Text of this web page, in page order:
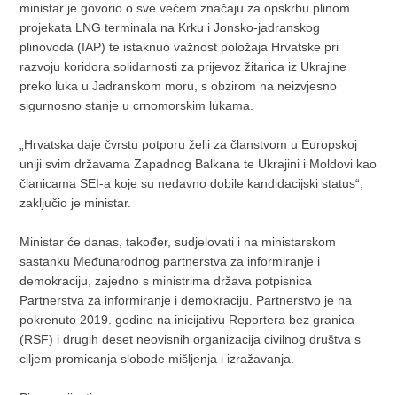
ministar je govorio o sve većem značaju za opskrbu plinom
projekata LNG terminala na Krku i Jonsko-jadranskog
plinovoda (IAP) te istaknuo važnost položaja Hrvatske pri
razvoju koridora solidarnosti za prijevoz žitarica iz Ukrajine
preko luka u Jadranskom moru, s obzirom na neizvjesno
sigurnosno stanje u crnomorskim lukama.
„Hrvatska daje čvrstu potporu želji za članstvom u Europskoj
uniji svim državama Zapadnog Balkana te Ukrajini i Moldovi kao
članicama SEI-a koje su nedavno dobile kandidacijski status“,
zaključio je ministar.
Ministar će danas, također, sudjelovati i na ministarskom
sastanku Međunarodnog partnerstva za informiranje i
demokraciju, zajedno s ministrima država potpisnica
Partnerstva za informiranje i demokraciju. Partnerstvo je na
pokrenuto 2019. godine na inicijativu Reportera bez granica
(RSF) i drugih deset neovisnih organizacija civilnog društva s
ciljem promicanja slobode mišljenja i izražavanja.